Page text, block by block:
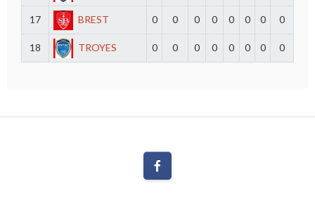
17 BREST 0 0 0 0 0 0 0 0
18 TROYES 0 0 0 0 0 0 0 0